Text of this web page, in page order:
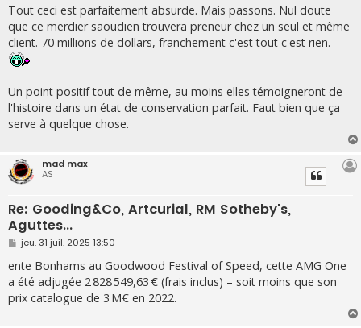
s
s
a
g
e
Tout ceci est parfaitement absurde. Mais passons. Nul doute
que ce merdier saoudien trouvera preneur chez un seul et même
client. 70 millions de dollars, franchement c'est tout c'est rien.
Un point positif tout de même, au moins elles témoigneront de
l'histoire dans un état de conservation parfait. Faut bien que ça
serve à quelque chose.
mad max
AS
Re: Gooding&Co, Artcurial, RM Sotheby's,
Aguttes...
M
e
s
s
a
g
e
jeu. 31 juil. 2025 13:50
ente Bonhams au Goodwood Festival of Speed, cette AMG One
a été adjugée 2 828 549,63 € (frais inclus) – soit moins que son
prix catalogue de 3 M€ en 2022.